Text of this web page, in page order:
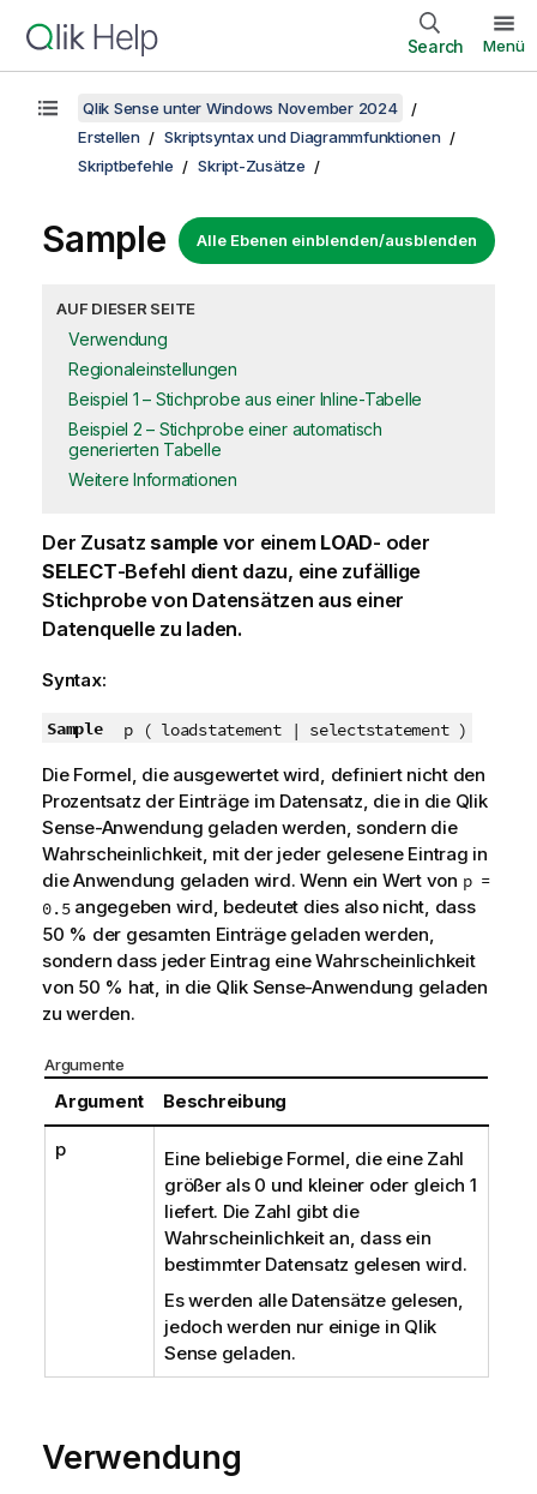
Search Menü
Qlik Sense unter Windows November 2024
Erstellen
Skriptsyntax und Diagrammfunktionen
Skriptbefehle
Skript-Zusätze
Alle Ebenen einblenden/ausblenden
Sample
AUF DIESER SEITE
Verwendung
Regionaleinstellungen
Beispiel 1 – Stichprobe aus einer Inline-Tabelle
Beispiel 2 – Stichprobe einer automatisch
generierten Tabelle
Weitere Informationen
Der Zusatz samplevor einem LOAD- oder
SELECT-Befehl dient dazu, eine zufällige
Stichprobe von Datensätzen aus einer
Datenquelle zu laden.
Syntax:
Sample p ( loadstatement | selectstatement )
Die Formel, die ausgewertet wird, definiert nicht den
Prozentsatz der Einträge im Datensatz, die in die Qlik
Sense-Anwendung geladen werden, sondern die
Wahrscheinlichkeit, mit der jeder gelesene Eintrag in
die Anwendung geladen wird. Wenn ein Wert von p =
0.5angegeben wird, bedeutet dies also nicht, dass
50 % der gesamten Einträge geladen werden,
sondern dass jeder Eintrag eine Wahrscheinlichkeit
von 50 % hat, in die Qlik Sense-Anwendung geladen
zu werden.
Argumente
Argument Beschreibung
p
Eine beliebige Formel, die eine Zahl
größer als 0 und kleiner oder gleich 1
liefert. Die Zahl gibt die
Wahrscheinlichkeit an, dass ein
bestimmter Datensatz gelesen wird.
Es werden alle Datensätze gelesen,
jedoch werden nur einige in Qlik
Sensegeladen.
Verwendung